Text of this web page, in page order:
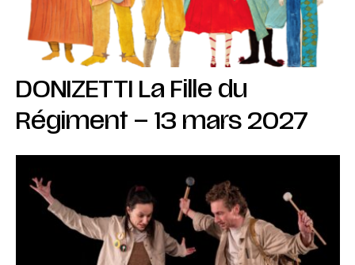
DONIZETTI La Fille du
Régiment – 13 mars 2027